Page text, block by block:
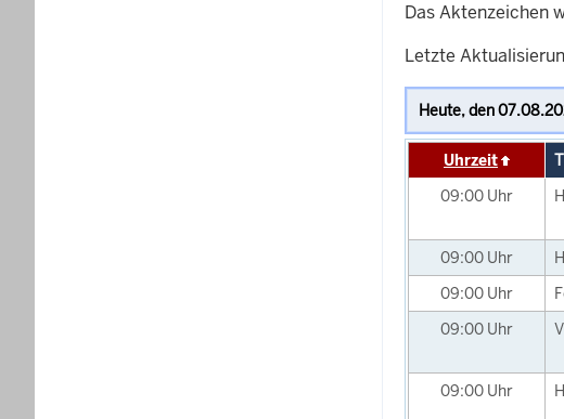
Das Aktenzeichen
Letzte
Uhrzeit
09:00 Uhr
09:00 Uhr
09:00 Uhr
09:00 Uhr
09:00 Uhr